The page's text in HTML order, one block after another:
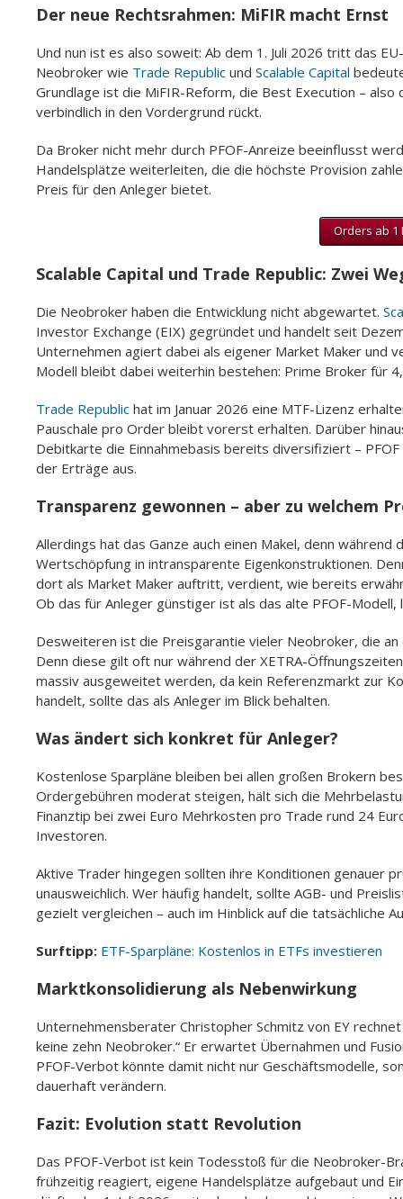
Der neue Rechtsrahmen: MiFIR macht Ernst
Und nun ist es also soweit: Ab dem 1. Juli 2026 tritt das
Neobroker wie Trade Republic und Scalable Capital
Grundlage ist die MiFIR-Reform, die Best Execution –
verbindlich in den Vordergrund rückt.
Da Broker nicht mehr durch PFOF-Anreize beeinflusst
Handelsplätze weiterleiten, die die höchste Provision
Preis für den Anleger bietet.
Orders ab 1
Scalable Capital und Trade Republic: Zwei
Die Neobroker haben die Entwicklung nicht abgewartet.
Investor Exchange (EIX) gegründet und handelt seit
Unternehmen agiert dabei als eigener Market Maker und
Modell bleibt dabei weiterhin bestehen: Prime Broker für
Trade Republic hat im Januar 2026 eine MTF-Lizenz
Pauschale pro Order bleibt vorerst erhalten. Darüber
Debitkarte die Einnahmebasis bereits diversifiziert –
der Erträge aus.
Transparenz gewonnen – aber zu welchem
Allerdings hat das Ganze auch einen Makel, denn
Wertschöpfung in intransparente Eigenkonstruktionen.
dort als Market Maker auftritt, verdient, wie bereits
Ob das für Anleger günstiger ist als das alte PFOF-
Desweiteren ist die Preisgarantie vieler Neobroker, die
Denn diese gilt oft nur während der XETRA-
massiv ausgeweitet werden, da kein Referenzmarkt zur
handelt, sollte das als Anleger im Blick behalten.
Was ändert sich konkret für Anleger?
Kostenlose Sparpläne bleiben bei allen großen Brokern
Ordergebühren moderat steigen, hält sich die
Finanztip bei zwei Euro Mehrkosten pro Trade rund 24
Investoren.
Aktive Trader hingegen sollten ihre Konditionen genauer
unausweichlich. Wer häufig handelt, sollte AGB- und
gezielt vergleichen – auch im Hinblick auf die tatsächliche
Surftipp: ETF-Sparpläne: Kostenlos in ETFs investieren
Marktkonsolidierung als Nebenwirkung
Unternehmensberater Christopher Schmitz von EY
keine zehn Neobroker.“ Er erwartet Übernahmen und
PFOF-Verbot könnte damit nicht nur Geschäftsmodelle,
dauerhaft verändern.
Fazit: Evolution statt Revolution
Das PFOF-Verbot ist kein Todesstoß für die Neobroker-
frühzeitig reagiert, eigene Handelsplätze aufgebaut und